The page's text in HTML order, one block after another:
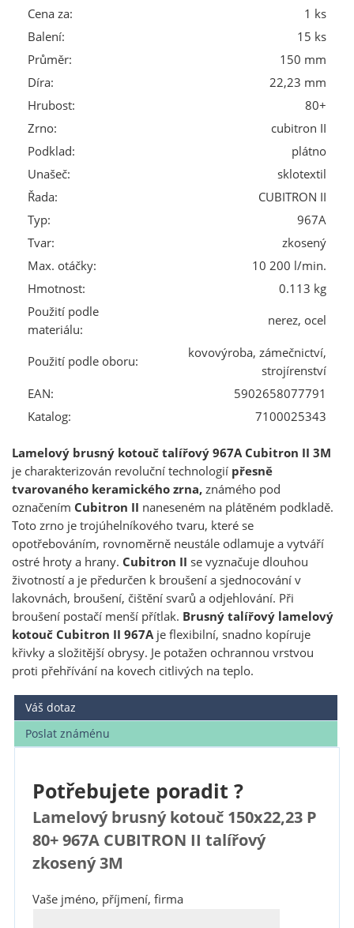
Cena za:
1 ks
Balení:
15 ks
Průměr:
150 mm
Díra:
22,23 mm
Hrubost:
80+
Zrno:
cubitron II
Podklad:
plátno
Unašeč:
sklotextil
Řada:
CUBITRON II
Typ:
967A
Tvar:
zkosený
Max. otáčky:
10 200 l/min.
Hmotnost:
0.113 kg
Použití podle
materiálu:
nerez, ocel
Použití podle oboru:
kovovýroba, zámečnictví,
strojírenství
EAN:
5902658077791
Katalog:
7100025343
Lamelový brusný kotouč talířový 967A Cubitron II 3M
je charakterizován revoluční technologií přesně
tvarovaného keramického zrna,známého pod
označením Cubitron II naneseném na plátěném podkladě.
Toto zrno je trojúhelníkového tvaru, které se
opotřebováním, rovnoměrně neustále odlamuje a vytváří
ostré hroty a hrany. Cubitron II se vyznačuje dlouhou
životností a je předurčen k broušení a sjednocování v
lakovnách, broušení, čištění svarů a odjehlování. Při
broušení postačí menší přítlak. Brusný talířový lamelový
kotouč Cubitron II 967Aje flexibilní, snadno kopíruje
křivky a složitější obrysy. Je potažen ochrannou vrstvou
proti přehřívání na kovech citlivých na teplo.
Váš dotaz
Poslat známénu
Potřebujete poradit ?
Lamelový brusný kotouč 150x22,23 P
80+ 967A CUBITRON II talířový
zkosený 3M
Vaše jméno, příjmení, firma